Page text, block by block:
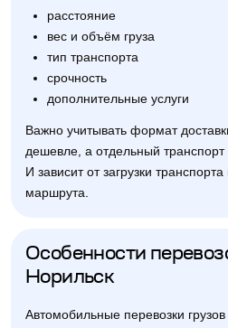
расстояние
вес и объём груза
тип транспорта
срочность
дополнительные услуги
Важно учитывать формат
дешевле, а отдельный транспорт
И зависит от загрузки
маршрута.
Особенности
Норильск
Автомобильные перевозки